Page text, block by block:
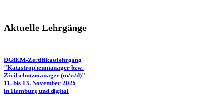
Aktuelle Lehrgänge
DGfKM-Zertifikatslehrgang
"Katastrophenmanager bzw.
Zivilschutzmanager (m/w/d)"
11. bis 13. November 2026
in Hamburg und digital